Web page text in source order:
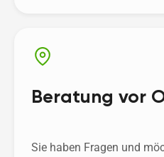
Beratung vor
Sie haben Fragen und